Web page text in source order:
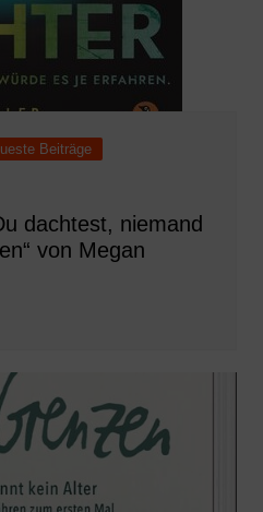
Beiträge
dachtest, niemand
von Megan